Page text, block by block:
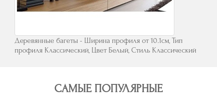
Деревянные багеты - Ширина профиля от 10.1см, Тип
профиля Классический, Цвет Белый, Стиль Классический
САМЫЕ ПОПУЛЯРНЫЕ